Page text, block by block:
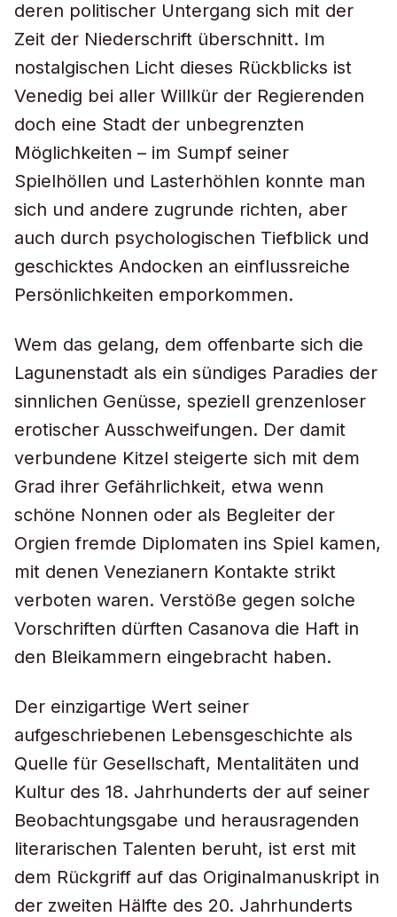
deren politischer Untergang sich mit der
Zeit der Niederschrift überschnitt. Im
nostalgischen Licht dieses Rückblicks ist
Venedig bei aller Willkür der Regierenden
doch eine Stadt der unbegrenzten
Möglichkeiten – im Sumpf seiner
Spielhöllen und Lasterhöhlen konnte man
sich und andere zugrunde richten, aber
auch durch psychologischen Tiefblick und
geschicktes Andocken an einflussreiche
Persönlichkeiten emporkommen.
Wem das gelang, dem offenbarte sich die
Lagunenstadt als ein sündiges Paradies der
sinnlichen Genüsse, speziell grenzenloser
erotischer Ausschweifungen. Der damit
verbundene Kitzel steigerte sich mit dem
Grad ihrer Gefährlichkeit, etwa wenn
schöne Nonnen oder als Begleiter der
Orgien fremde Diplomaten ins Spiel kamen,
mit denen Venezianern Kontakte strikt
verboten waren. Verstöße gegen solche
Vorschriften dürften Casanova die Haft in
den Bleikammern eingebracht haben.
Der einzigartige Wert seiner
aufgeschriebenen Lebensgeschichte als
Quelle für Gesellschaft, Mentalitäten und
Kultur des 18. Jahrhunderts der auf seiner
Beobachtungsgabe und herausragenden
literarischen Talenten beruht, ist erst mit
dem Rückgriff auf das Originalmanuskript in
der zweiten Hälfte des 20. Jahrhunderts